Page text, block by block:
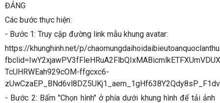
ĐẢNG
Các bước thực hiện:
- Bước 1: Truy cập đường link mẫu khung avatar:
https://khunghinh.net/p/
TcUHRWEah929cOM-ffgcxc6-
- Bước 2: Bấm "Chọn hình" ở phía dưới khung hình để tải ảnh